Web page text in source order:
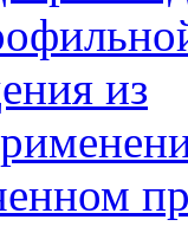
из